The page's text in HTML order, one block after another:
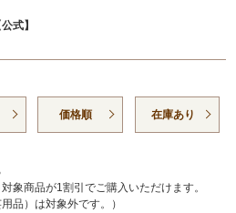
式】
価格順 在庫あり
象商品が1割引でご購入いただけます。
品）は対象外です。）